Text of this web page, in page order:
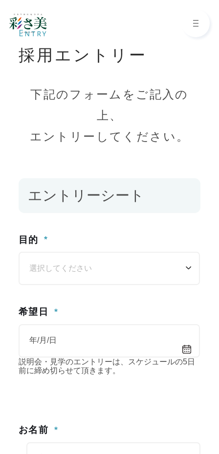
トップページ
About
Reason
News
お知らせ
初めての方へ
コース紹介
業績
Entry
採用エントリー
下記のフォームをご記入の
上、
エントリーしてください。
エントリーシート
目的
希望日
説明会・見学のエントリーは、スケジュールの5日
前に締め切らせて頂きます。
お名前